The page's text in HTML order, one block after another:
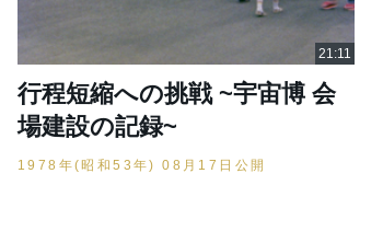
行程短縮への挑戦 ~宇宙博 会
場建設の記録~
1978年(昭和53年) 08月17日公開